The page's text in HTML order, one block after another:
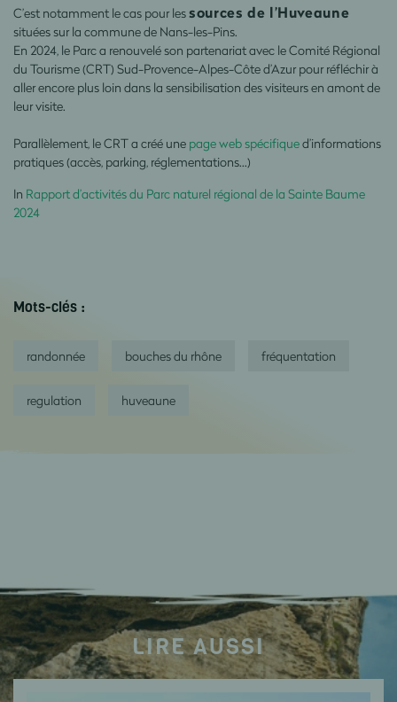
C’est notamment le cas pour lessources de l’Huveaune
situées sur la commune de Nans-les-Pins.
En 2024, le Parc a renouvelé son partenariat avec le Comité Régional
du Tourisme (CRT) Sud-Provence-Alpes-Côte d’Azur pour réfléchir à
aller encore plus loin dans la sensibilisation des visiteursen amont de
leur visite.
Parallèlement, le CRT a créé une page web spécifiqued’informations
pratiques (accès, parking, réglementations…)
In Rapport d’activités du Parc naturel régional de la Sainte Baume
2024
Mots-clés :
randonnée bouches du rhône fréquentation
regulation huveaune
LIRE AUSSI